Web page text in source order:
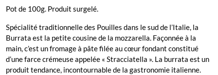
Pot de 100g. Produit surgelé.
Spécialité traditionnelle des Pouilles dans le sud de l’Italie, la
Burrata est la petite cousine de la mozzarella. Façonnée à la
main, c’est un fromage à pâte filée au cœur fondant constitué
d’une farce crémeuse appelée « Stracciatella ». La burrata est un
produit tendance, incontournable de la gastronomie italienne.